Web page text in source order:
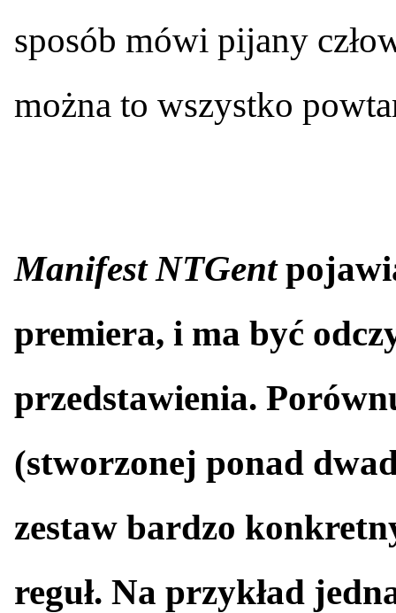
sposób mówi pijany
można to wszystko
Manifest NTGent
premiera, i ma być
przedstawienia.
(stworzonej ponad
zestaw bardzo
reguł. Na przykład